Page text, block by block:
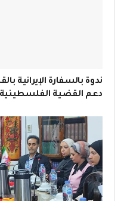
ندوة بالسفارة الإيرانية
دعم القضية الفلسطينية